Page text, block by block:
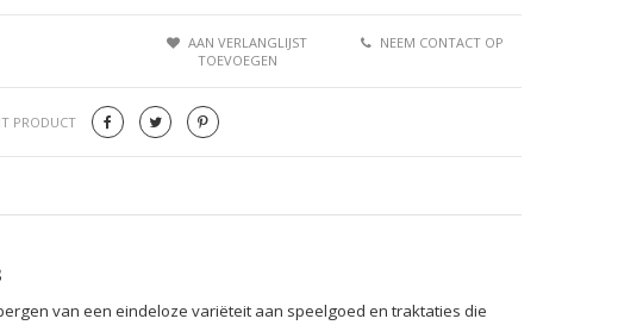
AAN VERLANGLIJST
TOEVOEGEN
NEEM CONTACT OP
PRODUCT
van een eindeloze variëteit aan speelgoed en traktaties die